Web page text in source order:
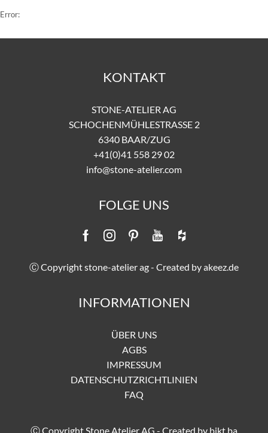
Error:
KONTAKT
STONE-ATELIER AG
SCHOCHENMÜHLESTRASSE 2
6340 BAAR/ZUG
+41(0)41 558 29 02
info@stone-atelier.com
FOLGE UNS
Ⓒ Copyright stone-atelier ag - Created byakeez.de
INFORMATIONEN
ÜBER UNS
AGBS
IMPRESSUM
DATENSCHUTZRICHTLINIEN
FAQ
Ⓒ Copyright Stone Atelier AG - Created by bikt.ba